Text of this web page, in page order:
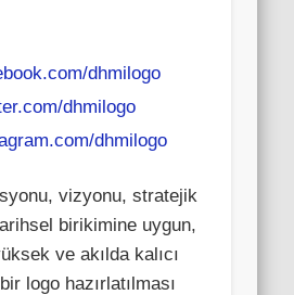
dhmilogo
dhmilogo
dhmilogo
vizyonu, stratejik
birikimine uygun,
ve akılda kalıcı
logo hazırlatılması